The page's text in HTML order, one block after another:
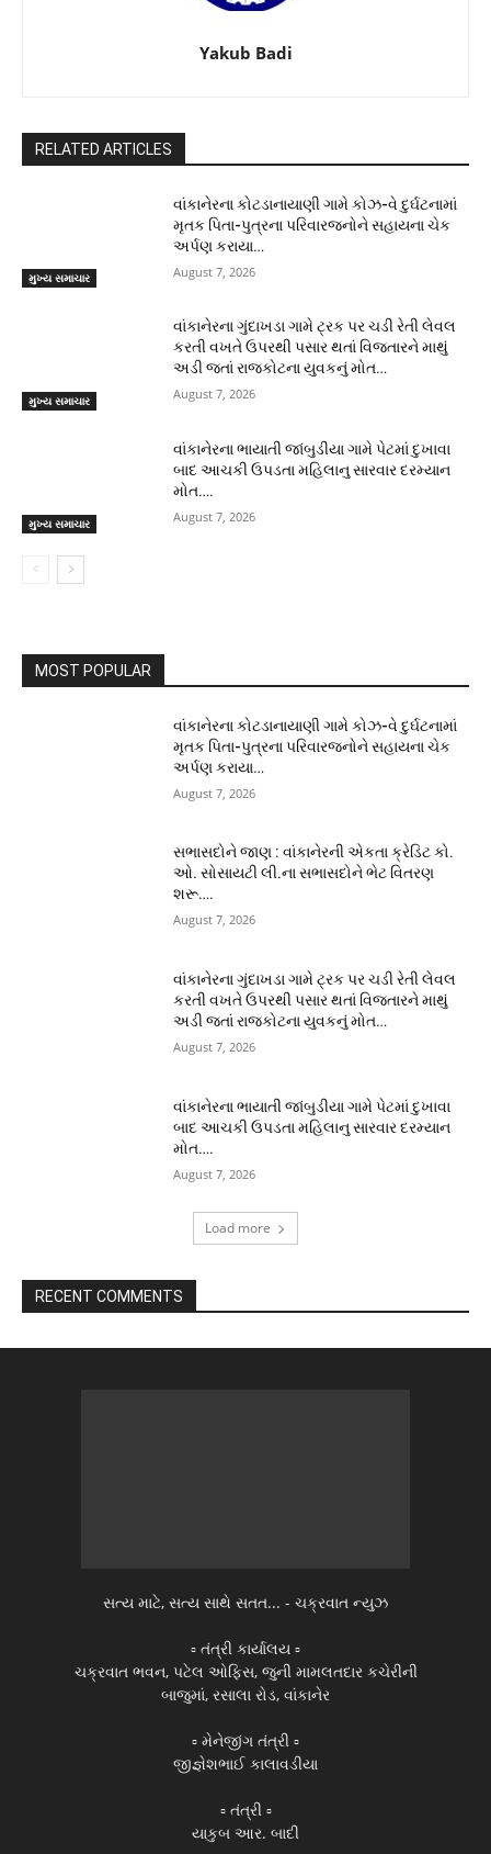
Yakub Badi
RELATED ARTICLES
મુખ્ય સમાચાર
વાંકાનેરના કોટડાનાયાણી ગામે કોઝ-વે દુર્ઘટનામાં
મૃતક પિતા-પુત્રના પરિવારજનોને સહાયના ચેક
અર્પણ કરાયા…
August 7, 2026
મુખ્ય સમાચાર
વાંકાનેરના ગુંદાખડા ગામે ટ્રક પર ચડી રેતી લેવલ
કરતી વખતે ઉપરથી પસાર થતાં વિજતારને માથું
અડી જતાં રાજકોટના યુવકનું મોત…
August 7, 2026
મુખ્ય સમાચાર
વાંકાનેરના ભાયાતી જાંબુડીયા ગામે પેટમાં દુખાવા
બાદ આચકી ઉપડતા મહિલાનુ સારવાર દરમ્યાન
મોત….
August 7, 2026
MOST POPULAR
વાંકાનેરના કોટડાનાયાણી ગામે કોઝ-વે દુર્ઘટનામાં
મૃતક પિતા-પુત્રના પરિવારજનોને સહાયના ચેક
અર્પણ કરાયા…
August 7, 2026
સભાસદોને જાણ : વાંકાનેરની એકતા ક્રેડિટ કો.
ઓ. સોસાયટી લી.ના સભાસદોને ભેટ વિતરણ
શરૂ….
August 7, 2026
વાંકાનેરના ગુંદાખડા ગામે ટ્રક પર ચડી રેતી લેવલ
કરતી વખતે ઉપરથી પસાર થતાં વિજતારને માથું
અડી જતાં રાજકોટના યુવકનું મોત…
August 7, 2026
વાંકાનેરના ભાયાતી જાંબુડીયા ગામે પેટમાં દુખાવા
બાદ આચકી ઉપડતા મહિલાનુ સારવાર દરમ્યાન
મોત….
August 7, 2026
Load more
RECENT COMMENTS
સત્ય માટે, સત્ય સાથે સતત... - ચક્રવાત ન્યુઝ
▫️ તંત્રી કાર્યાલય ▫️
ચક્રવાત ભવન, પટેલ ઓફિસ, જુની મામલતદાર કચેરીની
બાજુમાં, રસાલા રોડ, વાંકાનેર
▫️ મેનેજીંગ તંત્રી ▫️
જીજ્ઞેશભાઈ કાલાવડીયા
▫️ તંત્રી ▫️
યાકુબ આર. બાદી